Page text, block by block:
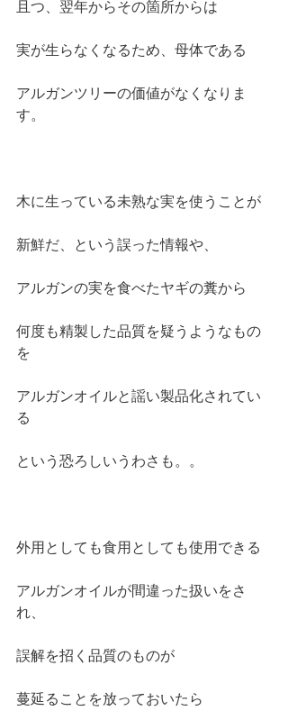
且つ、翌年からその箇所からは
実が生らなくなるため、母体である
アルガンツリーの価値がなくなりま
す。
木に生っている未熟な実を使うことが
新鮮だ、という誤った情報や、
アルガンの実を食べたヤギの糞から
何度も精製した品質を疑うようなもの
を
アルガンオイルと謡い製品化されてい
る
という恐ろしいうわさも。。
外用としても食用としても使用できる
アルガンオイルが間違った扱いをさ
れ、
誤解を招く品質のものが
蔓延ることを放っておいたら